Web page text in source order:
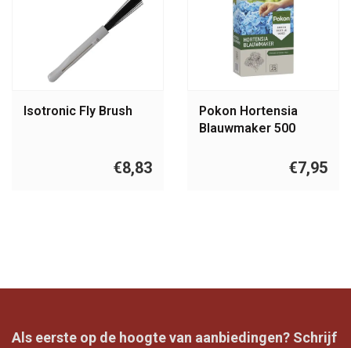
Isotronic Fly Brush
€8,83
Pokon Hortensia
Blauwmaker 500
€7,95
Als eerste op de hoogte van aanbiedingen? Schrijf